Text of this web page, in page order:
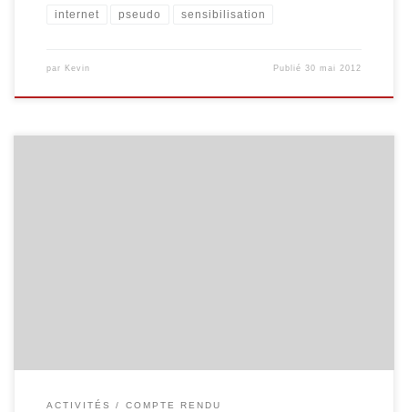
internet pseudo sensibilisation
par Kevin Publié30 mai 2012
ACTIVITÉS COMPTE RENDU